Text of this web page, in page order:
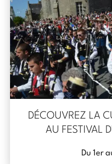
DÉCOUVREZ LA
AU FESTIVAL
Du 1er